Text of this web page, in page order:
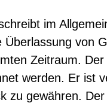
im
von
Zeitraum.
werden. Er ist
zu gewähren.